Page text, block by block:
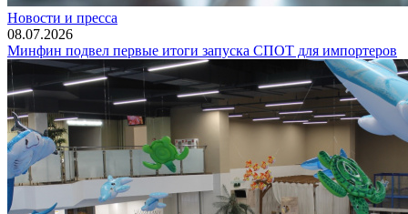
Новости и пресса
08.07.2026
Минфин подвел первые итоги запуска СПОТ для импортеров